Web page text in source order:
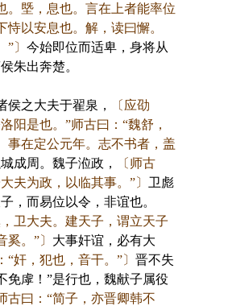
。塈，息也。言在上者能率位
恃以安息也。解，读曰懈。
〕 今始即位而适卑，身将从
朱出奔楚。
之大夫于翟泉，
〔应劭
阳是也。”师古曰：“魏舒，
事在定公元年。志不书者，盖
成周。魏子涖政，
〔师古
夫为政，以临其事。”〕 卫彪
，而易位以令，非谊也。
，卫大夫。建天子，谓立天子
。”〕 大事奸谊，必有大
“奸，犯也，音干。”〕 晋不失
免虖！”是行也，魏献子属役
古曰：“简子，亦晋卿韩不